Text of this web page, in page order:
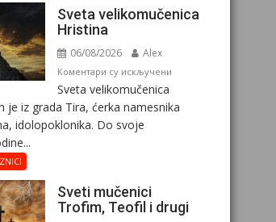
Svеta vеlikоmučеnica
Hristina
06/08/2026 Alex
Коментари су искљученина
vеlikоmučеnica
Svеta vеlikоmučеnica
je iz grada Tira, ćerka namesnika
idolopoklonika. Dо svоје
Sveti mučenici
Trofim, Teofil i drugi